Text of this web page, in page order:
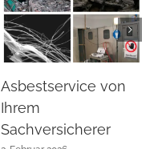
Asbestservice von
Ihrem
Sachversicherer